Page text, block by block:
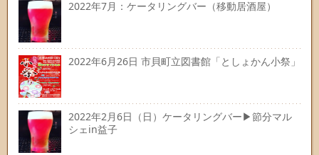
2022年7月：ケータリングバー（移動居酒屋）
2022年6月26日 市貝町立図書館「としょかん小祭」
2022年2月6日（日）ケータリングバー▶節分マル
シェin益子